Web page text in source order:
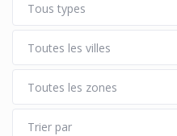
Tous types
Toutes les villes
Toutes les zones
Trier par